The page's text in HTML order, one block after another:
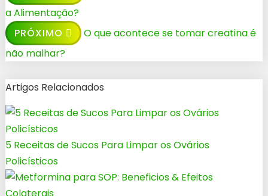
a Alimentação?
PRÓXIMO
O que acontece se tomar creatina é
não malhar?
Artigos Relacionados
5 Receitas de Sucos Para Limpar os Ovários
Policísticos